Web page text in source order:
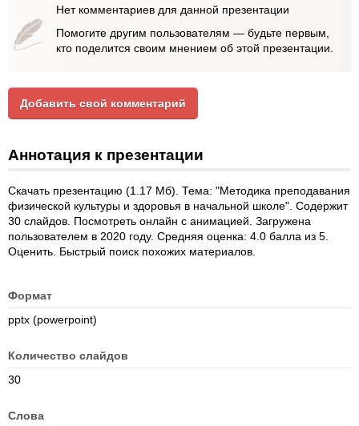
Нет комментариев для данной презентации
Помогите другим пользователям — будьте первым,
кто поделится своим мнением об этой презентации.
Добавить свой комментарий
Аннотация к презентации
Скачать презентацию (1.17 Мб). Тема: "Методика преподавания
физической культуры и здоровья в начальной школе". Содержит
30 слайдов. Посмотреть онлайн с анимацией. Загружена
пользователем в 2020 году. Средняя оценка: 4.0 балла из 5.
Оценить. Быстрый поиск похожих материалов.
Формат
pptx (powerpoint)
Количество слайдов
30
Слова